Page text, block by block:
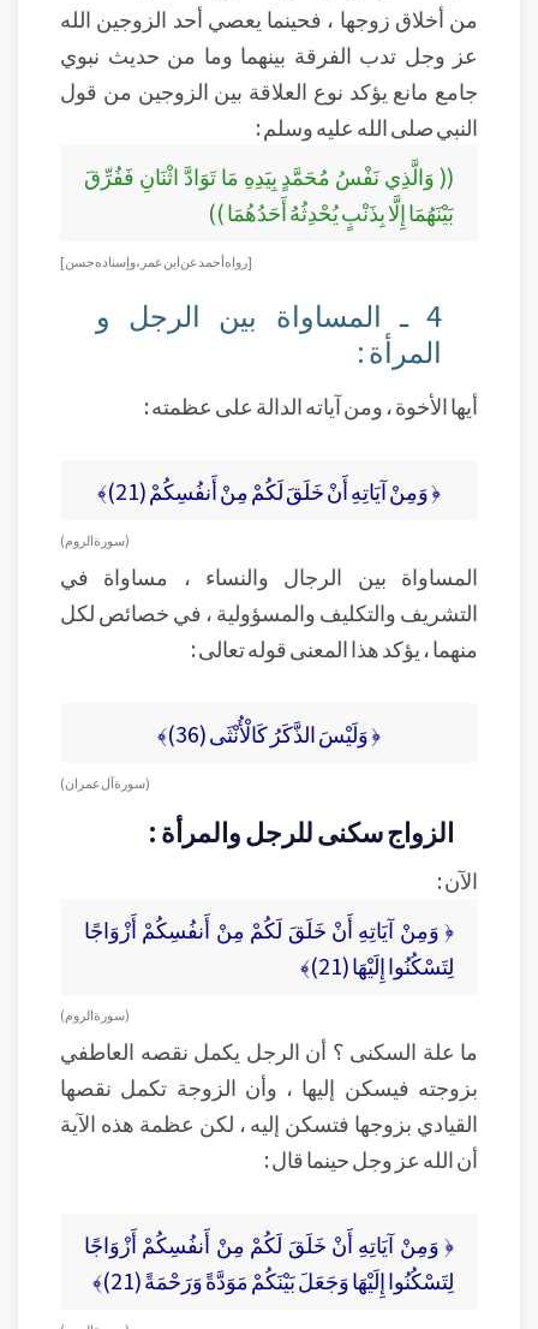
من أخلاق زوجها ، فحينما يعصي أحد الزوجين الله
عز وجل تدب الفرقة بينهما وما من حديث نبوي
جامع مانع يؤكد نوع العلاقة بين الزوجين من قول
النبي صلى الله عليه وسلم :
(( وَالَّذِي نَفْسُ مُحَمَّدٍ بِيَدِهِ مَا تَوَادَّ اثْنَانِ فَفُرِّقَ
بَيْنَهُمَا إِلَّا بِذَنْبٍ يُحْدِثُهُ أَحَدُهُمَا ))
[رواه أحمد عن ابن عمر ، وإسناده حسن]
4 ـ المساواة بين الرجل و
المرأة :
أيها الأخوة ، ومن آياته الدالة على عظمته :
﴿ وَمِنْ آيَاتِهِ أَنْ خَلَقَ لَكُمْ مِنْ أَنفُسِكُمْ (21)﴾
( سورة الروم )
المساواة بين الرجال والنساء ، مساواة في
التشريف والتكليف والمسؤولية ، في خصائص لكل
منهما ، يؤكد هذا المعنى قوله تعالى :
﴿ وَلَيْسَ الذَّكَرُ كَالْأُنْثَى (36)﴾
( سورة آل عمران )
الزواج سكنى للرجل والمرأة :
الآن :
﴿ وَمِنْ آيَاتِهِ أَنْ خَلَقَ لَكُمْ مِنْ أَنفُسِكُمْ أَزْوَاجًا
لِتَسْكُنُوا إِلَيْهَا (21)﴾
( سورة الروم )
ما علة السكنى ؟ أن الرجل يكمل نقصه العاطفي
بزوجته فيسكن إليها ، وأن الزوجة تكمل نقصها
القيادي بزوجها فتسكن إليه ، لكن عظمة هذه الآية
أن الله عز وجل حينما قال :
﴿ وَمِنْ آيَاتِهِ أَنْ خَلَقَ لَكُمْ مِنْ أَنفُسِكُمْ أَزْوَاجًا
لِتَسْكُنُوا إِلَيْهَا وَجَعَلَ بَيْنَكُمْ مَوَدَّةً وَرَحْمَةً (21)﴾